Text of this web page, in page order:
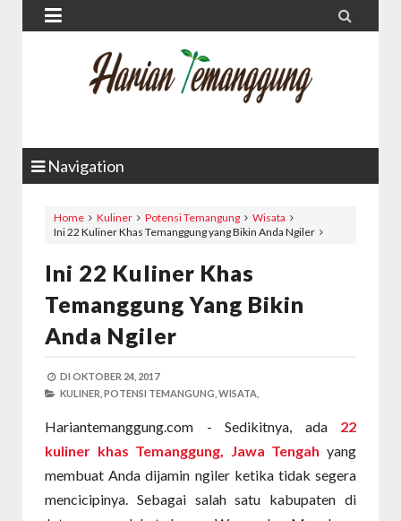
 
Navigation
Home Kuliner Potensi Temangung
Wisata
Ini 22 Kuliner Khas Temanggung yang Bikin Anda Ngiler
Ini 22 Kuliner Khas
Temanggung Yang Bikin
Anda Ngiler
DI OKTOBER 24, 2017
KULINER, POTENSI TEMANGUNG, WISATA,
Hariantemanggung.com - Sedikitnya, ada 22
kuliner khas Temanggung, Jawa Tengah yang
membuat Anda dijamin ngiler ketika tidak segera
mencicipinya. Sebagai salah satu kabupaten di